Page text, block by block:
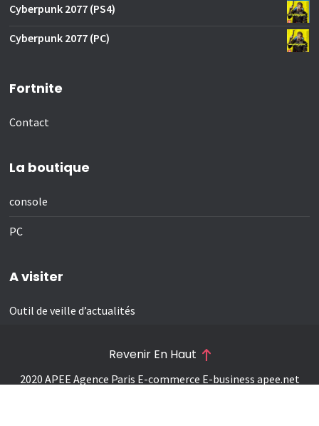
Cyberpunk 2077 (PS4)
Cyberpunk 2077 (PC)
Fortnite
Contact
La boutique
console
PC
A visiter
Outil de veille d’actualités
2020 APEE Agence Paris E-commerce E-business apee.net
Revenir En Haut